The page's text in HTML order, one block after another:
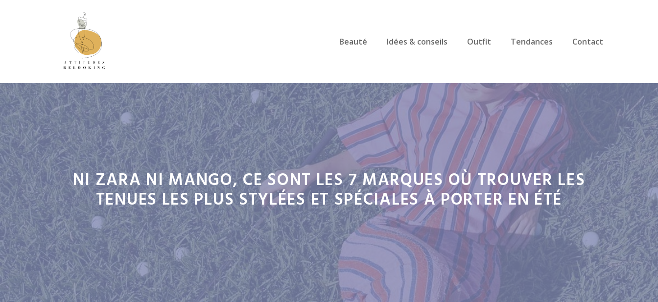
Beauté Idées & conseils Outfit Tendances Contact
NI ZARA NI MANGO, CE SONT LES 7 MARQUES OÙ TROUVER LES
TENUES LES PLUS STYLÉES ET SPÉCIALES À PORTER EN ÉTÉ